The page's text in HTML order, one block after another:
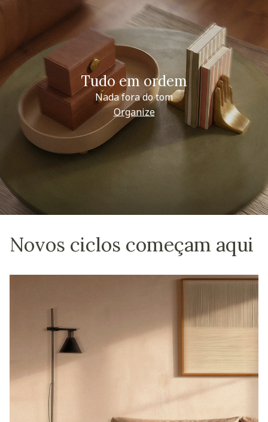
Tudo em ordem
Nada fora do tom
Organize
Novos ciclos começam aqui